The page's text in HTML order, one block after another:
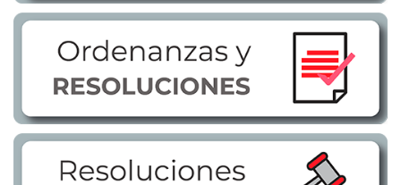
Transparencia
LOTAIP
GAD Macará
2025
2020